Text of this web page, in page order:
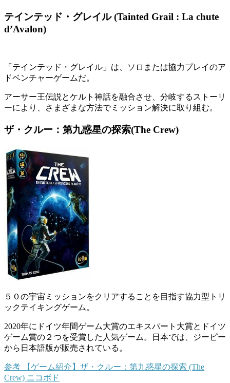
テインテッド・グレイル (Tainted Grail : La chute
d’Avalon)
「テインテッド・グレイル」は、ソロまたは協力プレイのア
ドベンチャーゲームだ。
アーサー王伝説とケルト神話を融合させ、分岐するストーリ
ーにより、さまざまな方法でミッション解決に取り組む。
ザ・クルー：第九惑星の探索(The Crew)
５０の宇宙ミッションをクリアすることを目指す協力型トリ
ックテイキングゲーム。
2020年にドイツ年間ゲーム大賞のエキスパート大賞とドイツ
ゲーム賞の２つを受賞した人気ゲーム。日本では、ジーピー
から日本語版が販売されている。
参考
【ゲーム紹介】ザ・クルー：第九惑星の探索 (The
Crew) ニコボド